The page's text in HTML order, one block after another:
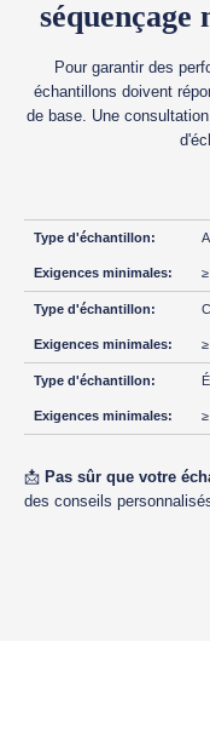
Pour garantir des
échantillons doivent
de base. Une
📩 Pas sûr que votre
des conseils